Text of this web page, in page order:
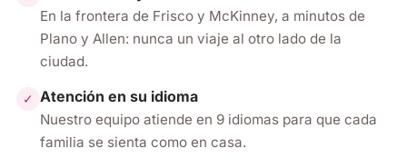
En la frontera de Frisco y McKinney, a minutos de
Plano y Allen: nunca un viaje al otro lado de la
ciudad.
✓ Atención en su idioma
Nuestro equipo atiende en 9 idiomas para que cada
familia se sienta como en casa.